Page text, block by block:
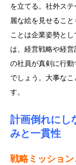
を立てる。社外ス
麗な絵を見せるこ
ことは企業姿勢と
は、経営戦略や経
の社員が真剣に行
でしょう。大事な
す。
計画倒れにし
みと一貫性
戦略ミッショ